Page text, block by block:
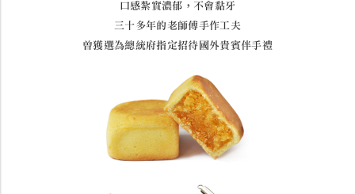
口感紮實濃郁，不會黏牙
三十多年的老師傅手作工夫
曾獲選為總統府指定招待國外貴賓伴手禮